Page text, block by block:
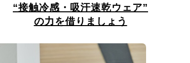
“接触冷感・吸汗速乾ウェア”
の力を借りましょう